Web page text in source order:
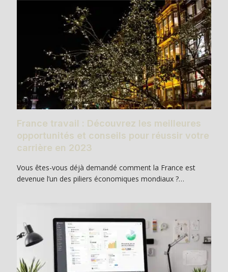
France travail : Découvrez les meilleures
opportunités et conseils pour réussir votre
carrière en 2023
Vous êtes-vous déjà demandé comment la France est
devenue l’un des piliers économiques mondiaux ?…